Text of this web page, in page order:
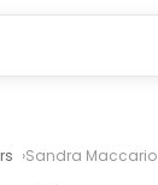
Sandra Maccario